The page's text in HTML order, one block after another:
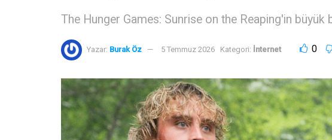
The Hunger Games: Sunrise on the Reaping'in büyük
Yazar: Burak Öz 5 Temmuz 2026 Kategori: İnternet 0